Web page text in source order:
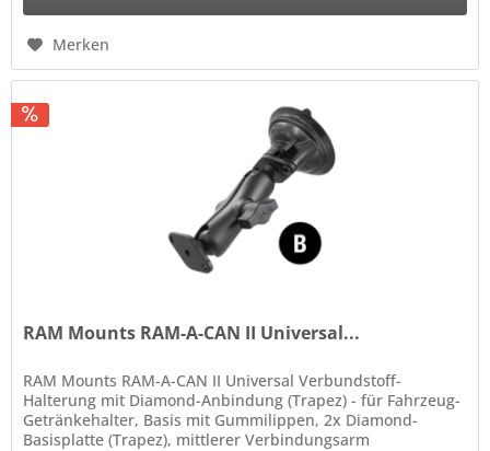
Merken
RAM Mounts RAM-A-CAN II Universal...
RAM Mounts RAM-A-CAN II Universal Verbundstoff-
Halterung mit Diamond-Anbindung (Trapez) - für Fahrzeug-
Getränkehalter, Basis mit Gummilippen, 2x Diamond-
Basisplatte (Trapez), mittlerer Verbindungsarm